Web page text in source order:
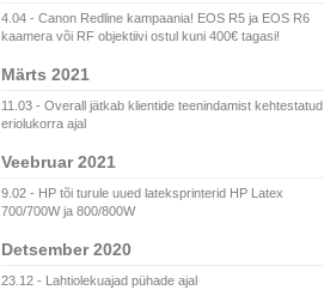
4.04 - Canon Redline kampaania! EOS R5 ja EOS R6
kaamera või RF objektiivi ostul kuni 400€ tagasi!
Märts 2021
11.03 - Overall jätkab klientide teenindamist kehtestatud
eriolukorra ajal
Veebruar 2021
9.02 - HP tõi turule uued lateksprinterid HP Latex
700/700W ja 800/800W
Detsember 2020
23.12 - Lahtiolekuajad pühade ajal